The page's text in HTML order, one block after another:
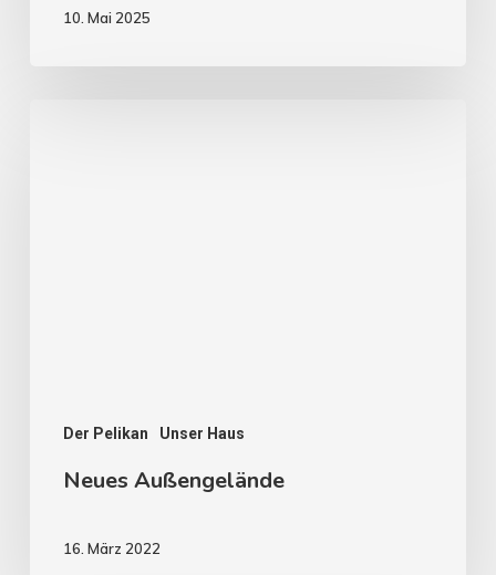
10. Mai 2025
Der Pelikan Unser Haus
Neues Außengelände
16. März 2022